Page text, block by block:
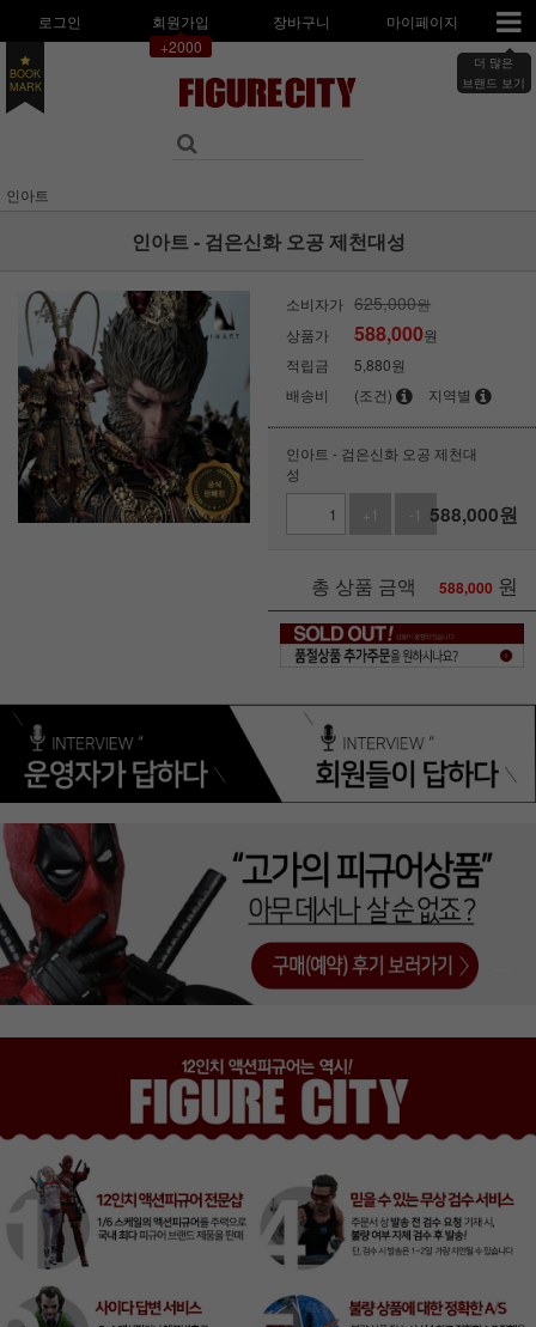
로그인
회원가입
+2000
장바구니 마이페이지
더 많은
브랜드 보기
BOOK
MARK
인아트
인아트 - 검은신화 오공 제천대성
소비자가 625,000원
상품가
588,000원
적립금
5,880원
배송비
(조건) 지역별
인아트 - 검은신화 오공 제천대
성
+1
-1 588,000원
총 상품 금액 588,000 원